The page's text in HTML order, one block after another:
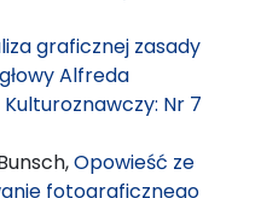
graficznej zasady
Alfreda
Kulturoznawczy: Nr 7
Opowieść ze
fotograficznego